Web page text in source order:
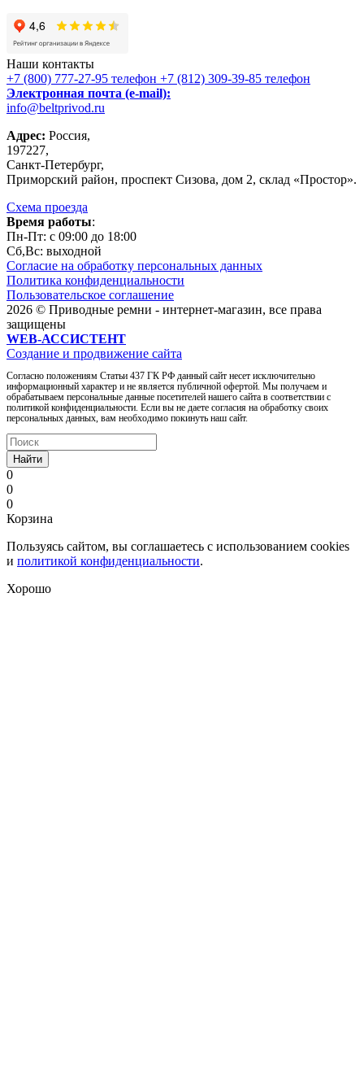
Наши контакты
+7 (800) 777-27-95 телефон +7 (812) 309-39-85 телефон
Электронная почта (e-mail):
info@beltprivod.ru
Адрес: Россия,
197227,
Санкт-Петербург,
Приморский район, проспект Сизова, дом 2, склад «Простор».
Схема проезда
Время работы:
Пн-Пт: c 09:00 до 18:00
Сб,Вc: выходной
Согласие на обработку персональных данных
Политика конфиденциальности
Пользовательское соглашение
2026 © Приводные ремни - интернет-магазин, все права
защищены
WEB-АССИСТЕНТ
Создание и продвижение сайта
Согласно положениям Статьи 437 ГК РФ данный сайт несет исключительно
информационный характер и не является публичной офертой. Мы получаем и
обрабатываем персональные данные посетителей нашего сайта в соответствии с
политикой конфиденциальности. Если вы не даете согласия на обработку своих
персональных данных, вам необходимо покинуть наш сайт.
Найти
0
0
0
Корзина
Пользуясь сайтом, вы соглашаетесь с использованием cookies
и политикой конфиденциальности.
Хорошо